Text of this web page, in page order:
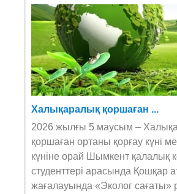
Халықаралық қоршаған ...
2026 жылғы 5 маусым –
қоршаған ортаны қорғау күні
күніне орай Шымкент қалалық
студенттері арасында Қошқар
жағалауында «Эколог сағаты»